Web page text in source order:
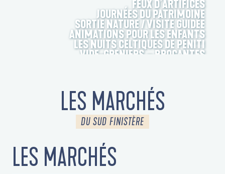
FEUX D’ARTIFICES
JOURNÉES DU PATRIMOINE
SORTIE NATURE / VISITE GUIDÉE
ANIMATIONS POUR LES ENFANTS
LES NUITS CELTIQUES DE PENITI
VIDE-GRENIERS – BROCANTES
LES MARCHÉS
DU SUD FINISTÈRE
LES MARCHÉS